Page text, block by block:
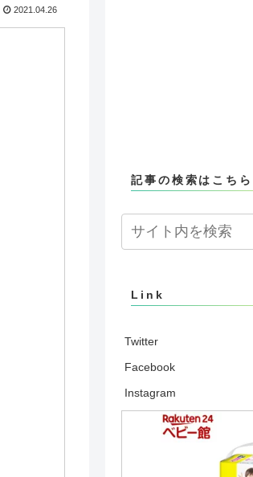
2021.04.26
記事の検索はこちら
Link
Twitter
Facebook
Instagram